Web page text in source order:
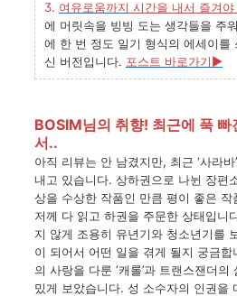
3. 여유로움까지 시간을 내서 즐겨야
에 머릿속을 빙빙 도는 생각들을 주워
에 한 번 정도 일기 형식의 에세이를
신 버전입니다. 포스트 바로가기▶
BOSIM님의 취향! 최근에 푹 빠
서..
아직 리뷰는 안 남겼지만, 최근 ‘사라바’
내고 있습니다. 상하권으로 나뉜 장편
상을 수상한 작품인 만큼 평이 좋은 작
저께 다 읽고 하권을 주문한 상태입니
지 않게 조용히 유년기와 청소년기를
이 되어서 어떤 일을 겪게 될지 궁금합
의 사랑을 다룬 ‘캐롤’과 트랜스잰더의
밌게 보았습니다. 성 소수자의 인권을